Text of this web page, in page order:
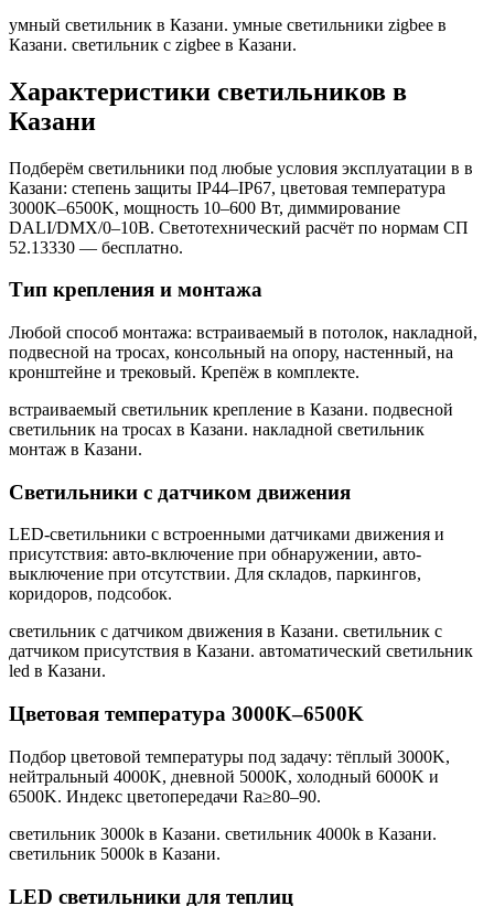
умный светильник в Казани. умные светильники zigbee в
Казани. светильник с zigbee в Казани.
Характеристики светильников в
Казани
Подберём светильники под любые условия эксплуатации в в
Казани: степень защиты IP44–IP67, цветовая температура
3000K–6500K, мощность 10–600 Вт, диммирование
DALI/DMX/0–10В. Светотехнический расчёт по нормам СП
52.13330 — бесплатно.
Тип крепления и монтажа
Любой способ монтажа: встраиваемый в потолок, накладной,
подвесной на тросах, консольный на опору, настенный, на
кронштейне и трековый. Крепёж в комплекте.
встраиваемый светильник крепление в Казани. подвесной
светильник на тросах в Казани. накладной светильник
монтаж в Казани.
Светильники с датчиком движения
LED-светильники с встроенными датчиками движения и
присутствия: авто-включение при обнаружении, авто-
выключение при отсутствии. Для складов, паркингов,
коридоров, подсобок.
светильник с датчиком движения в Казани. светильник с
датчиком присутствия в Казани. автоматический светильник
led в Казани.
Цветовая температура 3000K–6500K
Подбор цветовой температуры под задачу: тёплый 3000K,
нейтральный 4000K, дневной 5000K, холодный 6000K и
6500K. Индекс цветопередачи Ra≥80–90.
светильник 3000k в Казани. светильник 4000k в Казани.
светильник 5000k в Казани.
LED светильники для теплиц